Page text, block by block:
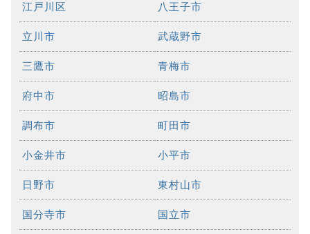
江戸川区 八王子市
立川市 武蔵野市
三鷹市 青梅市
府中市 昭島市
調布市 町田市
小金井市 小平市
日野市 東村山市
国分寺市 国立市